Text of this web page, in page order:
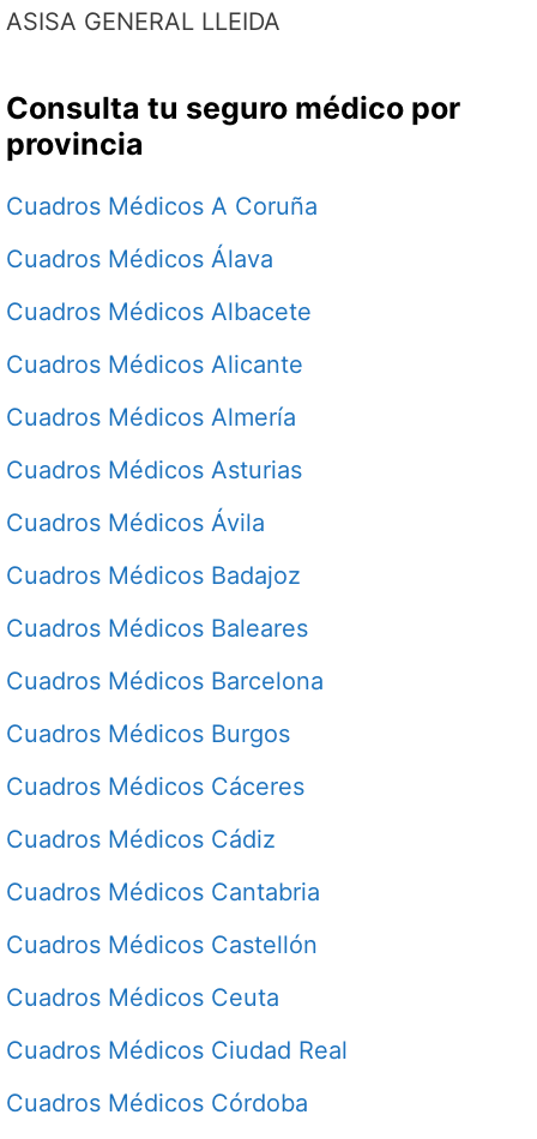
ASISA GENERAL LLEIDA
Consulta tu seguro médico por
provincia
Cuadros Médicos A Coruña
Cuadros Médicos Álava
Cuadros Médicos Albacete
Cuadros Médicos Alicante
Cuadros Médicos Almería
Cuadros Médicos Asturias
Cuadros Médicos Ávila
Cuadros Médicos Badajoz
Cuadros Médicos Baleares
Cuadros Médicos Barcelona
Cuadros Médicos Burgos
Cuadros Médicos Cáceres
Cuadros Médicos Cádiz
Cuadros Médicos Cantabria
Cuadros Médicos Castellón
Cuadros Médicos Ceuta
Cuadros Médicos Ciudad Real
Cuadros Médicos Córdoba